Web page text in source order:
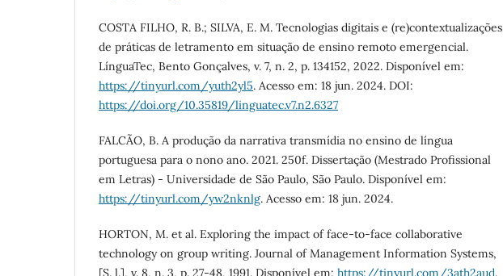
COSTA FILHO, R. B.; SILVA, E. M. Tecnologias digitais e (re)contextualizações
de práticas de letramento em situação de ensino remoto emergencial.
LínguaTec, Bento Gonçalves, v. 7, n. 2, p. 134152, 2022. Disponível em:
https://tinyurl.com/yuth2yl5. Acesso em: 18 jun. 2024. DOI:
https://doi.org/10.35819/linguatec.v7.n2.6327
FALCÃO, B. A produção da narrativa transmídia no ensino de língua
portuguesa para o nono ano. 2021. 250f. Dissertação (Mestrado Profissional
em Letras) - Universidade de São Paulo, São Paulo. Disponível em:
https://tinyurl.com/yw2nknlg. Acesso em: 18 jun. 2024.
HORTON, M. et al. Exploring the impact of face-to-face collaborative
technology on group writing. Journal of Management Information Systems,
[S. l.], v. 8, n. 3, p. 27-48, 1991. Disponível em: https://tinyurl.com/3ath2aud.